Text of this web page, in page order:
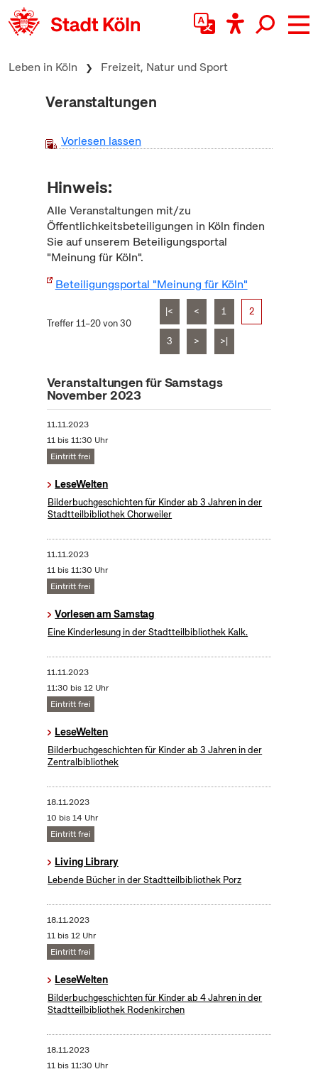
zum Inhalt springen
Leben in Köln Freizeit, Natur und Sport
Veranstaltungen
Vorlesen lassen
Hinweis:
Alle Veranstaltungen mit/zu
Öffentlichkeitsbeteiligungen in Köln finden
Sie auf unserem Beteiligungsportal
"Meinung für Köln".
Beteiligungsportal "Meinung für Köln"
Treffer 11–20 von 30
|< < 1 2
3 > >|
Veranstaltungen für Samstags
November 2023
11.11.2023
11 bis 11:30 Uhr
Eintritt frei
LeseWelten
Bilderbuchgeschichten für Kinder ab 3 Jahren in der
Stadtteilbibliothek Chorweiler
11.11.2023
11 bis 11:30 Uhr
Eintritt frei
Vorlesen am Samstag
Eine Kinderlesung in der Stadtteilbibliothek Kalk.
11.11.2023
11:30 bis 12 Uhr
Eintritt frei
LeseWelten
Bilderbuchgeschichten für Kinder ab 3 Jahren in der
Zentralbibliothek
18.11.2023
10 bis 14 Uhr
Eintritt frei
Living Library
Lebende Bücher in der Stadtteilbibliothek Porz
18.11.2023
11 bis 12 Uhr
Eintritt frei
LeseWelten
Bilderbuchgeschichten für Kinder ab 4 Jahren in der
Stadtteilbibliothek Rodenkirchen
18.11.2023
11 bis 11:30 Uhr